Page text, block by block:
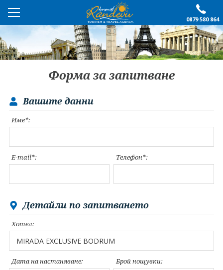
0879 580 864
ПРЕПОРЪЧАНО
ЕКСКУРЗИИ
ПОЧИВКИ
ОЩЕ
Контакти
Условия за записване
Политика за лични
Документи
Форма за запитване
Вашите данни
Име*:
E-mail*: Телефон*:
Детайли по запитването
Хотел:
Дата на настаняване: Брой нощувки: